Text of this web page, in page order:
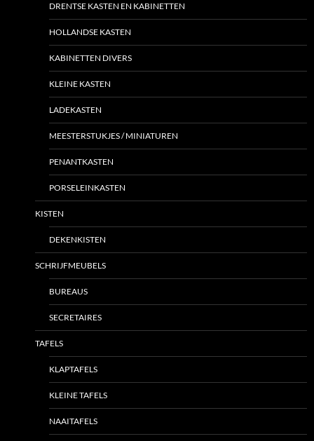
DRENTSE KASTEN EN KABINETTEN
HOLLANDSE KASTEN
KABINETTEN DIVERS
KLEINE KASTEN
LADEKASTEN
MEESTERSTUKJES / MINIATUREN
PENANTKASTEN
PORSELEINKASTEN
KISTEN
DEKENKISTEN
SCHRIJFMEUBELS
BUREAUS
SECRETAIRES
TAFELS
KLAPTAFELS
KLEINE TAFELS
NAAITAFELS